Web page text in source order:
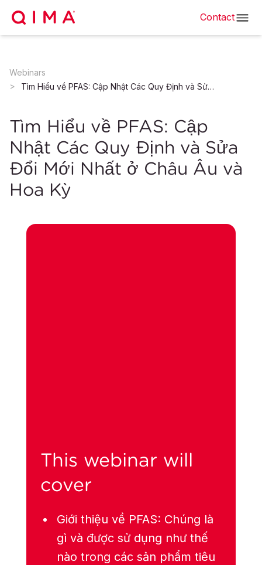
Contact
Webinars
Tìm Hiểu về PFAS: Cập Nhật Các Quy Định và Sửa Đổi Mới Nhất ở Châu Âu và Hoa Kỳ
Tìm Hiểu về PFAS: Cập
Nhật Các Quy Định và Sửa
Đổi Mới Nhất ở Châu Âu và
Hoa Kỳ
This webinar will
cover
Giới thiệu về PFAS: Chúng là
gì và được sử dụng như thế
nào trong các sản phẩm tiêu